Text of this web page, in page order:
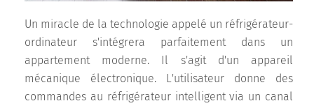
Un miracle de la technologie appelé un réfrigérateur-
ordinateur s'intégrera parfaitement dans un
appartement moderne. Il s'agit d'un appareil
mécanique électronique. L'utilisateur donne des
commandes au réfrigérateur intelligent via un canal